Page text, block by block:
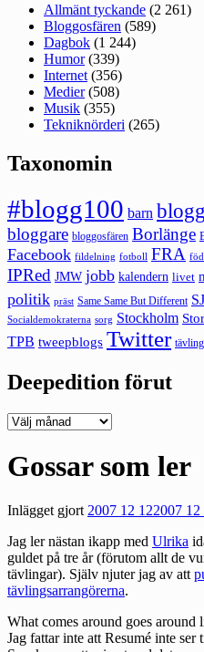
Allmänt tyckande (2 261)
Bloggosfären (589)
Dagbok (1 244)
Humor(339)
Internet (356)
Medier(508)
Musik (355)
Tekniknörderi (265)
Taxonomin
#blogg100 barn blogg
bloggare bloggosfären Borlänge
Facebook fildelning fotboll FRA
IPRed JMW jobb kalendern livet
politik präst Same Same But Different SJ
Socialdemokraterna sorg Stockholm
TPB tweepblogs Twitter tävling
Deepedition förut
Deepedition
Gossar som ler
Inlägget gjort2007 12 122007 12
Jag ler nästan ikapp med Ulrika
guldet på tre år (förutom allt de
tävlingar). Själv njuter jag av att
tävlingsarrangörerna.
What comes around goes
Jag fattar inte att Resumé inte